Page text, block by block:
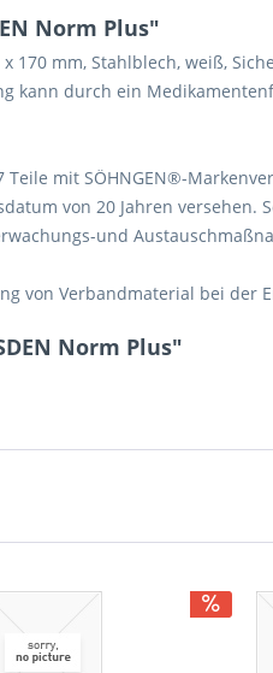
Norm Plus"
x 170 mm, Stahlblech, weiß,
durch ein
mit SÖHNGEN®-
von 20 Jahren versehen.
und
von Verbandmaterial bei der
Norm Plus"